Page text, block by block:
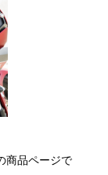
商品ページで